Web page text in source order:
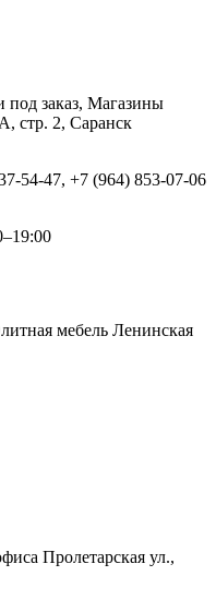
заказ, Магазины
стр. 2, Саранск
54-47, +7 (964) 853-07-06
мебель Ленинская
Пролетарская ул.,